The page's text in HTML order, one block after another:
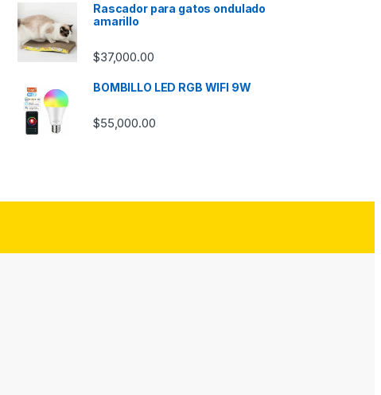
Rascador para gatos ondulado
amarillo
$37,000.00
BOMBILLO LED RGB WIFI 9W
$55,000.00